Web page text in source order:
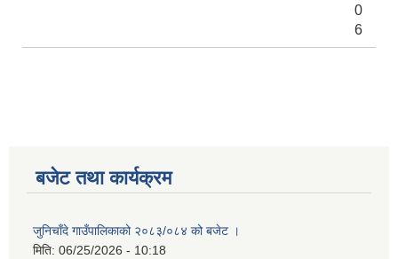
0
6
बजेट तथा कार्यक्रम
जुनिचाँदे गाउँपालिकाको २०८३/०८४ को बजेट ।
मिति: 06/25/2026 - 10:18